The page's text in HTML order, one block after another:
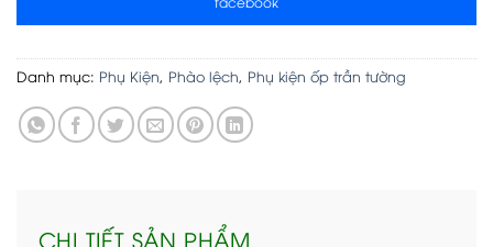
Danh mục: Phụ Kiện, Phào lệch, Phụ kiện ốp trần tường
CHI TIẾT SẢN PHẨM